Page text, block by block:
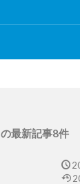
の最新記事8件